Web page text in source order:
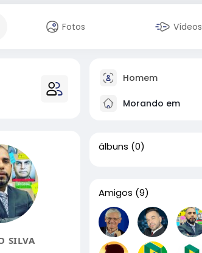
Fotos Vídeos
SILVA
Homem
Morando em
álbuns (0)
Amigos (9)